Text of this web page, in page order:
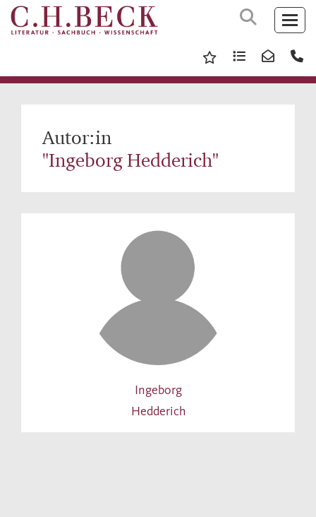
Autor:in
"Ingeborg Hedderich"
Ingeborg
Hedderich